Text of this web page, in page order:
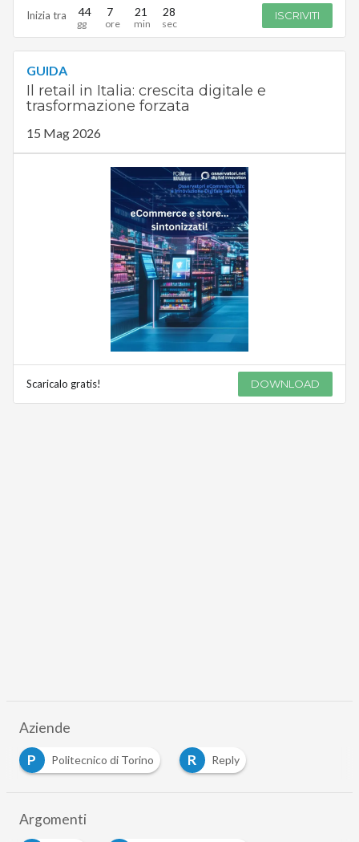
Inizia tra 44 7 21 27 ISCRIVITI
GUIDA
Il retail in Italia: crescita digitale e
trasformazione forzata
15 Mag 2026
Scaricalo gratis! DOWNLOAD
Aziende
P
Politecnico di Torino R Reply
Argomenti